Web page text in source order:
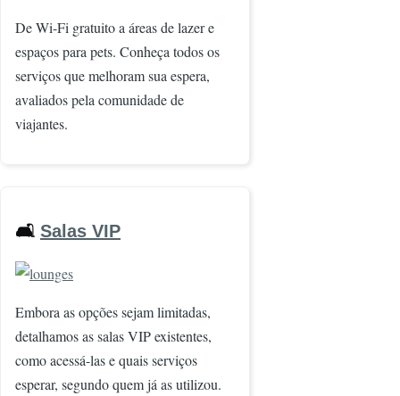
De Wi-Fi gratuito a áreas de lazer e
espaços para pets. Conheça todos os
serviços que melhoram sua espera,
avaliados pela comunidade de
viajantes.
🛋️ Salas VIP
Imagem
Embora as opções sejam limitadas,
detalhamos as salas VIP existentes,
como acessá-las e quais serviços
esperar, segundo quem já as utilizou.